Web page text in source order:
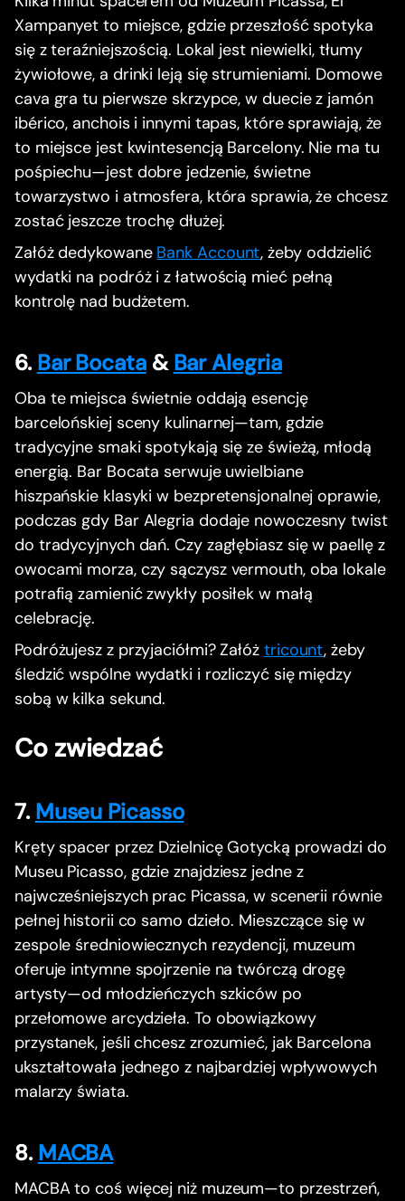
Xampanyet to miejsce, gdzie przeszłość spotyka
się z teraźniejszością. Lokal jest niewielki, tłumy
żywiołowe, a drinki leją się strumieniami. Domowe
cava gra tu pierwsze skrzypce, w duecie z jamón
ibérico, anchois i innymi tapas, które sprawiają, że
to miejsce jest kwintesencją Barcelony. Nie ma tu
pośpiechu—jest dobre jedzenie, świetne
towarzystwo i atmosfera, która sprawia, że chcesz
zostać jeszcze trochę dłużej.
Załóż dedykowane Bank Account, żeby oddzielić
wydatki na podróż i z łatwością mieć pełną
kontrolę nad budżetem.
6. Bar Bocata&Bar Alegria
Oba te miejsca świetnie oddają esencję
barcelońskiej sceny kulinarnej—tam, gdzie
tradycyjne smaki spotykają się ze świeżą, młodą
energią. Bar Bocata serwuje uwielbiane
hiszpańskie klasyki w bezpretensjonalnej oprawie,
podczas gdy Bar Alegria dodaje nowoczesny twist
do tradycyjnych dań. Czy zagłębiasz się w paellę z
owocami morza, czy sączysz vermouth, oba lokale
potrafią zamienić zwykły posiłek w małą
celebrację.
Podróżujesz z przyjaciółmi? Załóż tricount, żeby
śledzić wspólne wydatki i rozliczyć się między
sobą w kilka sekund.
Co zwiedzać
7. Museu Picasso
Kręty spacer przez Dzielnicę Gotycką prowadzi do
Museu Picasso, gdzie znajdziesz jedne z
najwcześniejszych prac Picassa, w scenerii równie
pełnej historii co samo dzieło. Mieszczące się w
zespole średniowiecznych rezydencji, muzeum
oferuje intymne spojrzenie na twórczą drogę
artysty—od młodzieńczych szkiców po
przełomowe arcydzieła. To obowiązkowy
przystanek, jeśli chcesz zrozumieć, jak Barcelona
ukształtowała jednego z najbardziej wpływowych
malarzy świata.
8. MACBA
MACBA to coś więcej niż muzeum—to przestrzeń,